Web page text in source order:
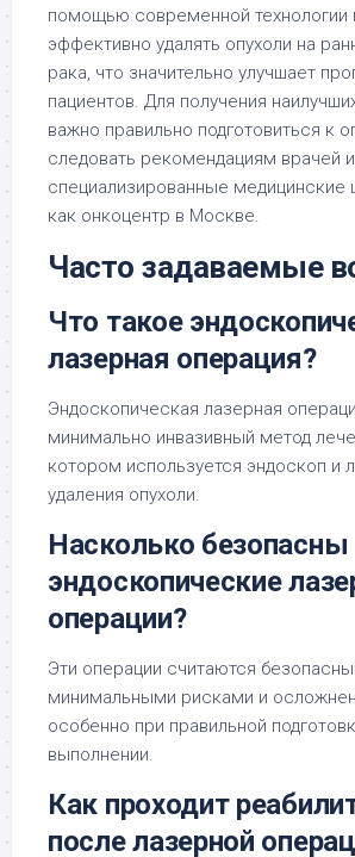
помощью современной
эффективно удалять опухоли на
рака, что значительно улучшает
пациентов. Для получения
важно правильно подготовиться к
следовать рекомендациям врачей
специализированные медицинские
как онкоцентр в Москве.
Часто задаваемые
Что такое
лазерная операция?
Эндоскопическая лазерная
минимально инвазивный метод
котором используется эндоскоп и
удаления опухоли.
Насколько безопасны
эндоскопические
операции?
Эти операции считаются
минимальными рисками и
особенно при правильной
выполнении.
Как проходит
после лазерной